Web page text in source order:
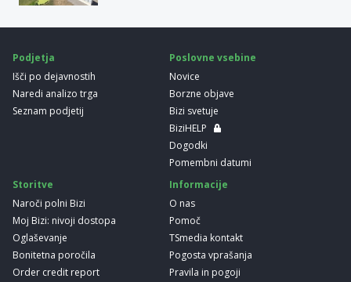
Podjetja
Išči po dejavnostih
Naredi analizo trga
Seznam podjetij
Poslovne vsebine
Novice
Borzne objave
Bizi svetuje
BiziHELP
Dogodki
Pomembni datumi
Storitve
Naroči polni Bizi
Moj Bizi: nivoji dostopa
Oglaševanje
Bonitetna poročila
Order credit report
Informacije
O nas
Pomoč
TSmedia kontakt
Pogosta vprašanja
Pravila in pogoji